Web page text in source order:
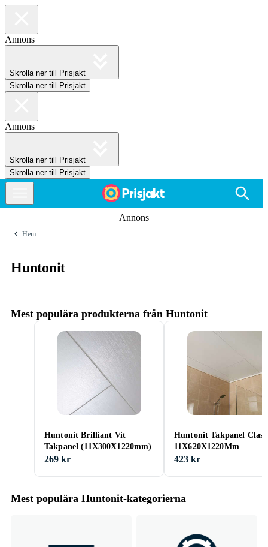
Annons
Skrolla ner till Prisjakt
Skrolla ner till Prisjakt
Annons
Skrolla ner till Prisjakt
Skrolla ner till Prisjakt
Annons
Hem
Huntonit
Mest populära produkterna från Huntonit
Huntonit Brilliant Vit
Takpanel (11X300X1220mm)
269 kr
Huntonit Takpanel
11X620X1220Mm
423 kr
Mest populära Huntonit-kategorierna